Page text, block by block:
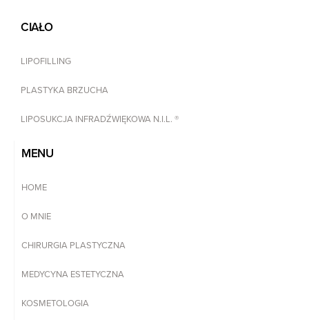
CIAŁO
LIPOFILLING
PLASTYKA BRZUCHA
LIPOSUKCJA INFRADŹWIĘKOWA N.I.L. ®
MENU
HOME
O MNIE
CHIRURGIA PLASTYCZNA
MEDYCYNA ESTETYCZNA
KOSMETOLOGIA